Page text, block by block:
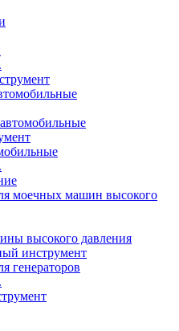
моечных машин высокого
высокого давления
инструмент
генераторов